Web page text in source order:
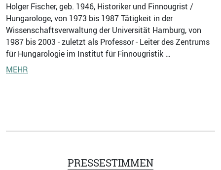
Holger Fischer, geb. 1946, Historiker und Finnougrist /
Hungarologe, von 1973 bis 1987 Tätigkeit in der
Wissenschaftsverwaltung der Universität Hamburg, von
1987 bis 2003 - zuletzt als Professor - Leiter des Zentrums
für Hungarologie im Institut für Finnougristik …
MEHR
PRESSESTIMMEN